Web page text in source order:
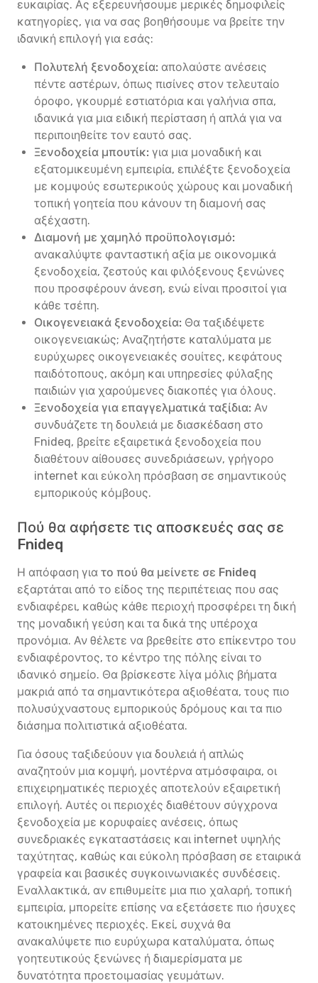
ευκαιρίας. Ας εξερευνήσουμε μερικές δημοφιλείς
κατηγορίες, για να σας βοηθήσουμε να βρείτε την
ιδανική επιλογή για εσάς:
Πολυτελή ξενοδοχεία: απολαύστε ανέσεις
πέντε αστέρων, όπως πισίνες στον τελευταίο
όροφο, γκουρμέ εστιατόρια και γαλήνια σπα,
ιδανικά για μια ειδική περίσταση ή απλά για να
περιποιηθείτε τον εαυτό σας.
Ξενοδοχεία μπουτίκ: για μια μοναδική και
εξατομικευμένη εμπειρία, επιλέξτε ξενοδοχεία
με κομψούς εσωτερικούς χώρους και μοναδική
τοπική γοητεία που κάνουν τη διαμονή σας
αξέχαστη.
Διαμονή με χαμηλό προϋπολογισμό:
ανακαλύψτε φανταστική αξία με οικονομικά
ξενοδοχεία, ζεστούς και φιλόξενους ξενώνες
που προσφέρουν άνεση, ενώ είναι προσιτοί για
κάθε τσέπη.
Οικογενειακά ξενοδοχεία: Θα ταξιδέψετε
οικογενειακώς; Αναζητήστε καταλύματα με
ευρύχωρες οικογενειακές σουίτες, κεφάτους
παιδότοπους, ακόμη και υπηρεσίες φύλαξης
παιδιών για χαρούμενες διακοπές για όλους.
Ξενοδοχεία για επαγγελματικά ταξίδια: Αν
συνδυάζετε τη δουλειά με διασκέδαση στο
Fnideq, βρείτε εξαιρετικά ξενοδοχεία που
διαθέτουν αίθουσες συνεδριάσεων, γρήγορο
internet και εύκολη πρόσβαση σε σημαντικούς
εμπορικούς κόμβους.
Πού θα αφήσετε τις αποσκευές σας σε
Fnideq
Η απόφαση για το πού θα μείνετε σε Fnideq
εξαρτάται από το είδος της περιπέτειας που σας
ενδιαφέρει, καθώς κάθε περιοχή προσφέρει τη δική
της μοναδική γεύση και τα δικά της υπέροχα
προνόμια. Αν θέλετε να βρεθείτε στο επίκεντρο του
ενδιαφέροντος, το κέντρο της πόλης είναι το
ιδανικό σημείο. Θα βρίσκεστε λίγα μόλις βήματα
μακριά από τα σημαντικότερα αξιοθέατα, τους πιο
πολυσύχναστους εμπορικούς δρόμους και τα πιο
διάσημα πολιτιστικά αξιοθέατα.
Για όσους ταξιδεύουν για δουλειά ή απλώς
αναζητούν μια κομψή, μοντέρνα ατμόσφαιρα, οι
επιχειρηματικές περιοχές αποτελούν εξαιρετική
επιλογή. Αυτές οι περιοχές διαθέτουν σύγχρονα
ξενοδοχεία με κορυφαίες ανέσεις, όπως
συνεδριακές εγκαταστάσεις και internet υψηλής
ταχύτητας, καθώς και εύκολη πρόσβαση σε εταιρικά
γραφεία και βασικές συγκοινωνιακές συνδέσεις.
Εναλλακτικά, αν επιθυμείτε μια πιο χαλαρή, τοπική
εμπειρία, μπορείτε επίσης να εξετάσετε πιο ήσυχες
κατοικημένες περιοχές. Εκεί, συχνά θα
ανακαλύψετε πιο ευρύχωρα καταλύματα, όπως
γοητευτικούς ξενώνες ή διαμερίσματα με
δυνατότητα προετοιμασίας γευμάτων.